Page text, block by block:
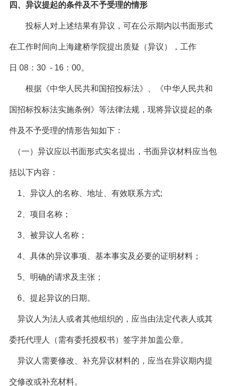
四、异议提起的条件及不予受理的情形
投标人对上述结果有异议，可在公示期内以书面形式
在工作时间向上海建桥学院提出质疑（异议），工作
日 08： 30 - 16： 00。
根据《中华人民共和国招投标法》、《中华人民共和
国招标投标法实施条例》等法律法规，现将异议提起的条
件及不予受理的情形告知如下：
（一）异议应以书面形式实名提出，书面异议材料应当包
括以下内容：
1 、异议人的名称、地址、有效联系方式;
2 、项目名称；
3、被异议人名称；
4、具体的异议事项、基本事实及必要的证明材料；
5、明确的请求及主张；
6、提起异议的日期。
异议人为法人或者其他组织的，应当由法定代表人或其
委托代理人（需有委托授权书）签字并加盖公章。
异议人需要修改、补充异议材料的，应当在异议期内提
交修改或补充材料。